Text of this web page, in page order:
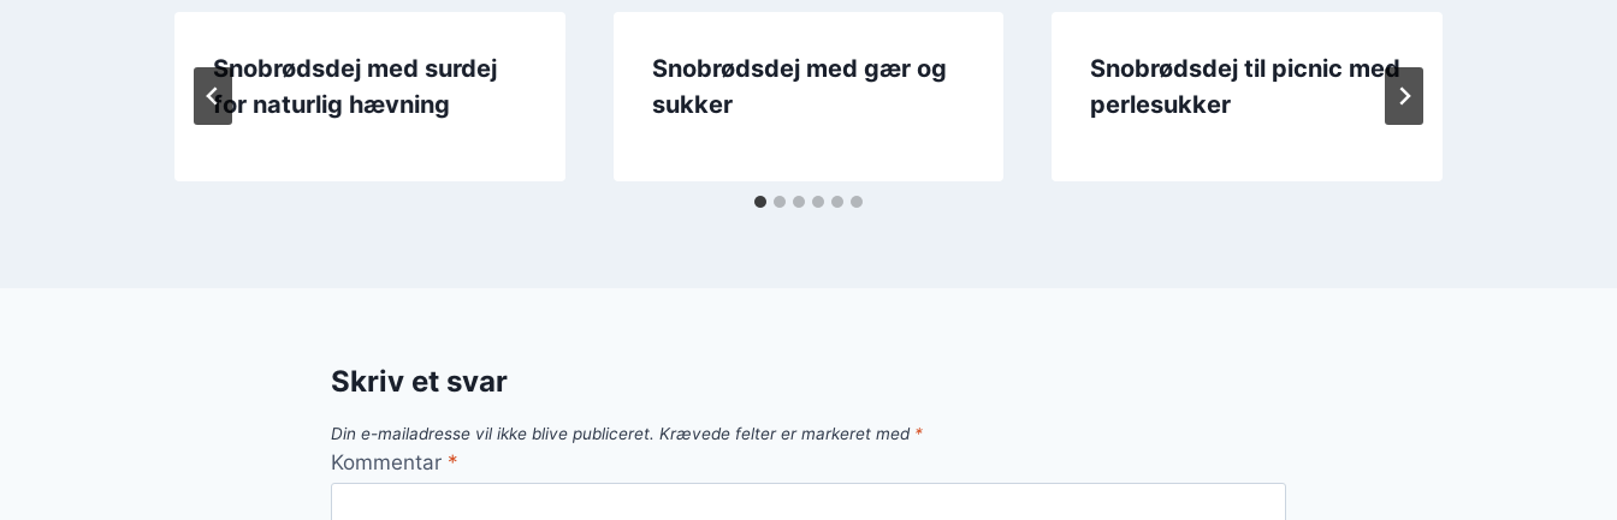
Snobrødsdej med surdej
for naturlig hævning
Snobrødsdej med gær og
sukker
Snobrødsdej til picnic med
perlesukker
Skriv et svar
Din e-mailadresse vil ikke blive publiceret. Krævede felter er markeret med *
Kommentar *